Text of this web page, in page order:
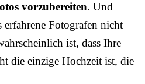
vorzubereiten. Und
erfahrene Fotografen nicht
ist, dass Ihre
die einzige Hochzeit ist, die